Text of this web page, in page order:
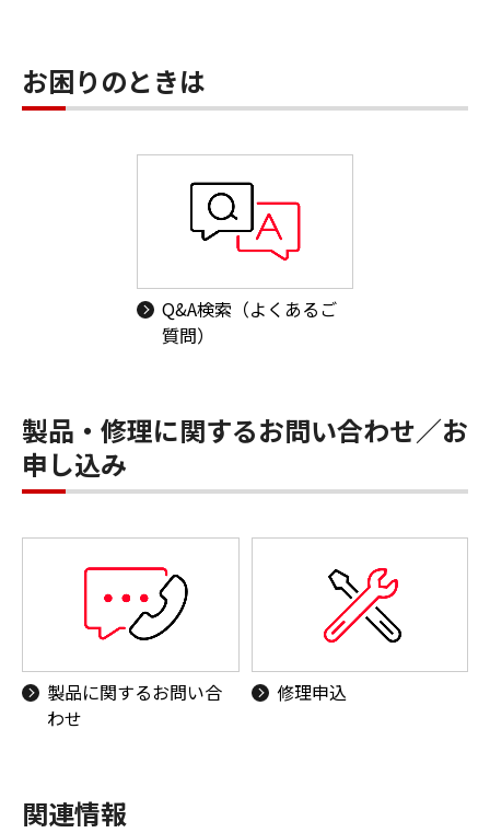
お困りのときは
Q&A検索（よくあるご
質問）
製品・修理に関するお問い合わせ／お
申し込み
製品に関するお問い合
わせ
修理申込
関連情報